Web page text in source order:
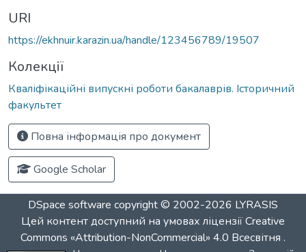
URI
https://ekhnuir.karazin.ua/handle/123456789/19507
Колекції
Кваліфікаційні випускні роботи бакалаврів. Історичний
факультет
Повна інформація про документ
Google Scholar
DSpace software copyright © 2002-2026 LYRASIS
Цей контент доступний на умовах ліцензіїCreative
Commons «Attribution-NonCommercial» 4.0 Всесвітня .